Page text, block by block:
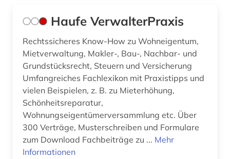
Haufe VerwalterPraxis
Rechtssicheres Know-How zu Wohneigentum,
Mietverwaltung, Makler-, Bau-, Nachbar- und
Grundstücksrecht, Steuern und Versicherung
Umfangreiches Fachlexikon mit Praxistipps und
vielen Beispielen, z. B. zu Mieterhöhung,
Schönheitsreparatur,
Wohnungseigentümerversammlung etc. Über
300 Verträge, Musterschreiben und Formulare
zum Download Fachbeiträge zu ... Mehr
Informationen